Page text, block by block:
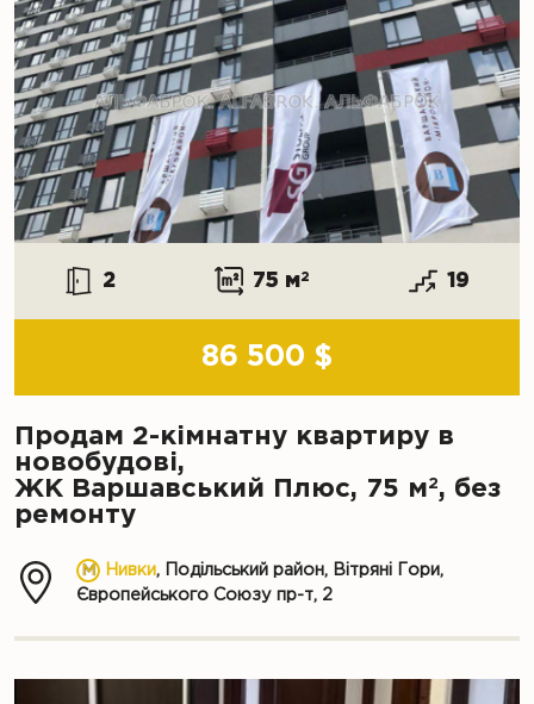
2 75 м2 19
86 500 $
Продам 2-кімнатну квартиру в
новобудові,
ЖК Варшавський Плюс, 75 м2, без
ремонту
Нивки, Подільський район, Вітряні Гори,
Європейського Союзу пр-т, 2